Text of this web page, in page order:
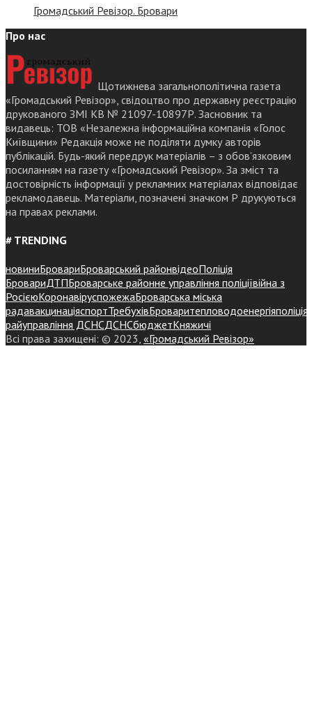
Громадський Ревізор. Бровари
Про нас
Щотижнева загальнополітична газета
«Громадський Ревізор», свідоцтво про державну реєстрацію
друкованого ЗМІ КВ № 21097-10897Р. Засновник та
видавець: ТОВ «Незалежна інформаційна компанія «Голос
Київщини» Редакція може не поділяти думку авторів
публікацій. Будь-який передрук матеріалів – з обов’язковим
посиланням на газету «Громадський Ревізор». За зміст та
достовірність інформації у рекламних матеріалах відповідає
рекламодавець. Матеріали, позначені значком Р друкуються
на правах реклами.
# TRENDING
новиниБровариБроварський районвідеоПоліція
БровариДТПБроварське районне управління поліціївійна з
РосієюКоронавіруспожежаБроварська міська
радавакцинаціяспортТребухівБроваритепловодоенергіяполіція
райуправління ДСНСДСНСбюджетКняжичі
Всі права захищені: © 2023, «Громадський Ревізор»